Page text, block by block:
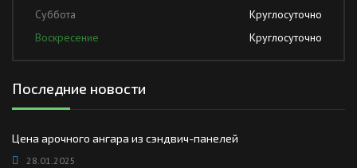
Суббота
Круглосуточно
Воскресение
Круглосуточно
Последние новости
Цена арочного ангара из сэндвич-панелей
28.01.2025